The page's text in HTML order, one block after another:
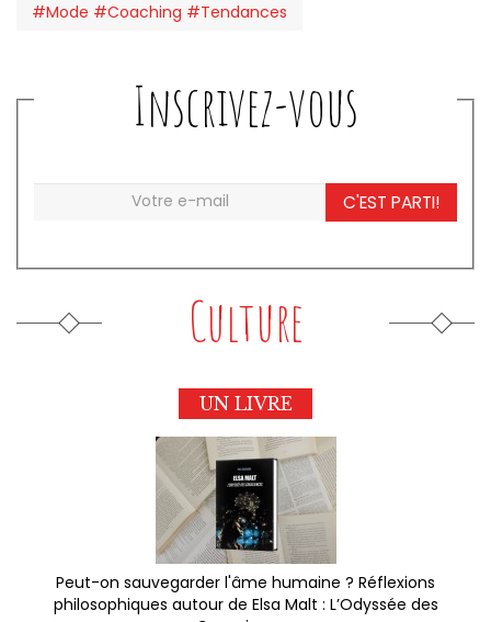
#Mode #Coaching #Tendances
Inscrivez-vous
C'EST PARTI!
Culture
UN LIVRE
Peut-on sauvegarder l'âme humaine ? Réflexions
philosophiques autour de Elsa Malt : L’Odyssée des